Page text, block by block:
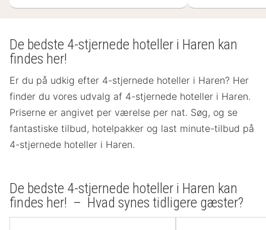
De bedste 4-stjernede hoteller i Haren kan
findes her!
Er du på udkig efter 4-stjernede hoteller i Haren? Her
finder du vores udvalg af 4-stjernede hoteller i Haren.
Priserne er angivet per værelse per nat. Søg, og se
fantastiske tilbud, hotelpakker og last minute-tilbud på
4-stjernede hoteller i Haren.
De bedste 4-stjernede hoteller i Haren kan
findes her! – Hvad synes tidligere gæster?